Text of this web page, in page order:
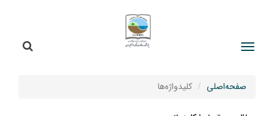
صفحه‌اصلی کلیدواژه‌ها